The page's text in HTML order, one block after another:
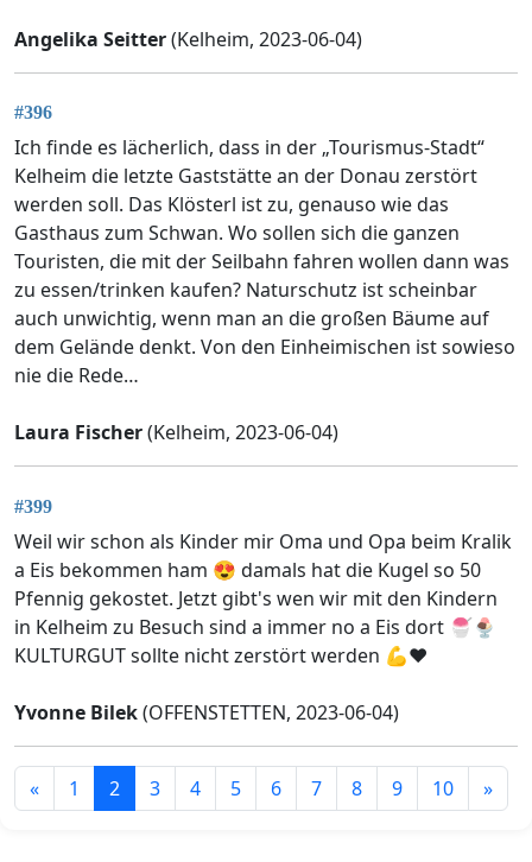
Angelika Seitter(Kelheim, 2023-06-04)
#396
Ich finde es lächerlich, dass in der „Tourismus-Stadt“
Kelheim die letzte Gaststätte an der Donau zerstört
werden soll. Das Klösterl ist zu, genauso wie das
Gasthaus zum Schwan. Wo sollen sich die ganzen
Touristen, die mit der Seilbahn fahren wollen dann was
zu essen/trinken kaufen? Naturschutz ist scheinbar
auch unwichtig, wenn man an die großen Bäume auf
dem Gelände denkt. Von den Einheimischen ist sowieso
nie die Rede…
Laura Fischer(Kelheim, 2023-06-04)
#399
Weil wir schon als Kinder mir Oma und Opa beim Kralik
a Eis bekommen ham 😍 damals hat die Kugel so 50
Pfennig gekostet. Jetzt gibt's wen wir mit den Kindern
in Kelheim zu Besuch sind a immer no a Eis dort 🍧🍨
KULTURGUT sollte nicht zerstört werden 💪❤️
Yvonne Bilek(OFFENSTETTEN, 2023-06-04)
« 1 2 3 4 5 6 7 8 9 10 »